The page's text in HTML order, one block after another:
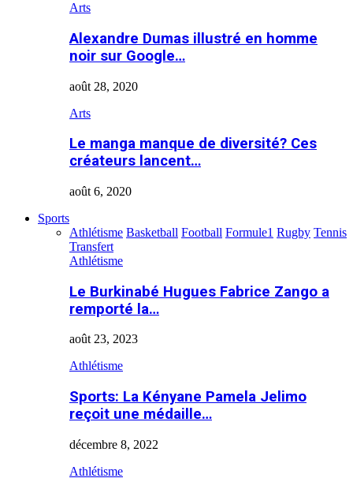
Arts
Alexandre Dumas illustré en homme
noir sur Google…
août 28, 2020
Arts
Le manga manque de diversité? Ces
créateurs lancent…
août 6, 2020
Sports
Athlétisme Basketball Football Formule1 Rugby Tennis
Transfert
Athlétisme
Le Burkinabé Hugues Fabrice Zango a
remporté la…
août 23, 2023
Athlétisme
Sports: La Kényane Pamela Jelimo
reçoit une médaille…
décembre 8, 2022
Athlétisme